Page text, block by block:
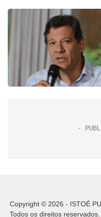
Copyright © 2026 - ISTOÉ
Todos os direitos reservados.